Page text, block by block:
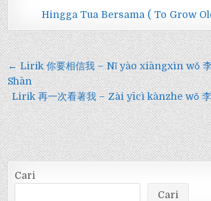
Hingga Tua Bersama ( To Grow
Navigasi
pos
← Lirik 你要相信我 – Nǐ yào xiāngxìn wǒ
Shān
Lirik 再一次看著我 – Zài yīcì kànzhe wǒ
Cari
Cari